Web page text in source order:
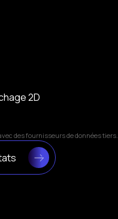
2D
des fournisseurs de données tiers.